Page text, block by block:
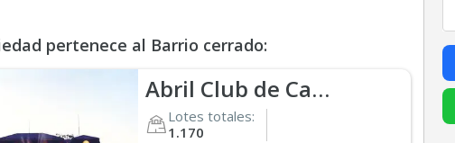
pertenece al Barrio cerrado:
Abril Club de Campo
Lotes totales:
1.170